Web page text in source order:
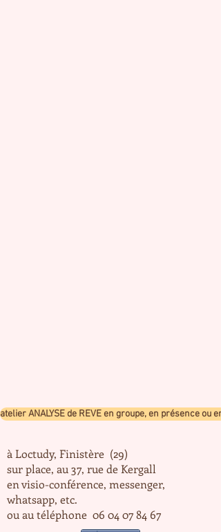
atelier ANALYSE de REVE en groupe, en présence ou
à Loctudy, Finistère (29)
sur place, au 37, rue de Kergall
en visio-conférence, messenger,
whatsapp, etc.
ou au téléphone 06 04 07 84 67